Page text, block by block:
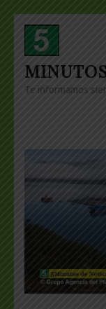
Skip
content
(Press
Enter)
Te informamos